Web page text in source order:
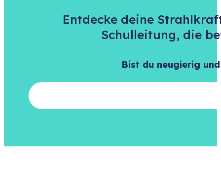
Entdecke deine
Schulleitung, die
Bist du neugierig